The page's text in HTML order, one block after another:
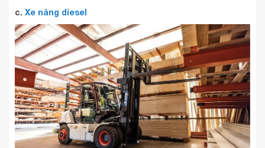
c. Xe nâng diesel